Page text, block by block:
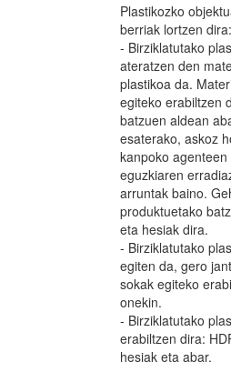
Plastikozko
berriak lortzen dira:
- Birziklatutako
ateratzen den
plastikoa da.
egiteko erabiltzen
batzuen aldean
esaterako, askoz
kanpoko
eguzkiaren
arruntak baino.
produktuetako
eta hesiak dira.
- Birziklatutako
egiten da, gero
sokak egiteko
onekin.
- Birziklatutako
erabiltzen dira:
hesiak eta abar.